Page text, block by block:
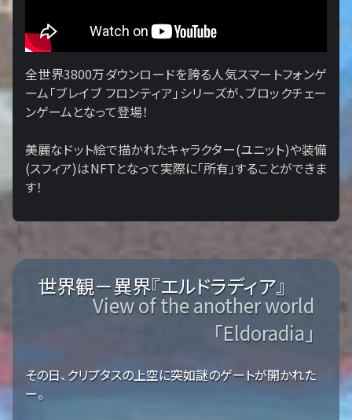
全世界3800万ダウンロードを誇る人気スマートフォンゲ
ーム「ブレイブ フロンティア」シリーズが、ブロックチェー
ンゲームとなって登場！
美麗なドット絵で描かれたキャラクター(ユニット)や装備
(スフィア)はNFTとなって実際に「所有」することができま
す！
世界観－異界『エルドラディア』
View of the another world
「Eldoradia」
その日、クリプタスの上空に突如謎のゲートが開かれた
ー。